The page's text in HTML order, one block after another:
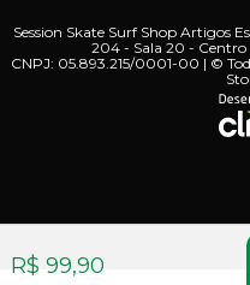
Session Skate Surf Shop Artigos
204 - Sala 20 -
CNPJ: 05.893.215/0001-00 | ©
R$ 99,90